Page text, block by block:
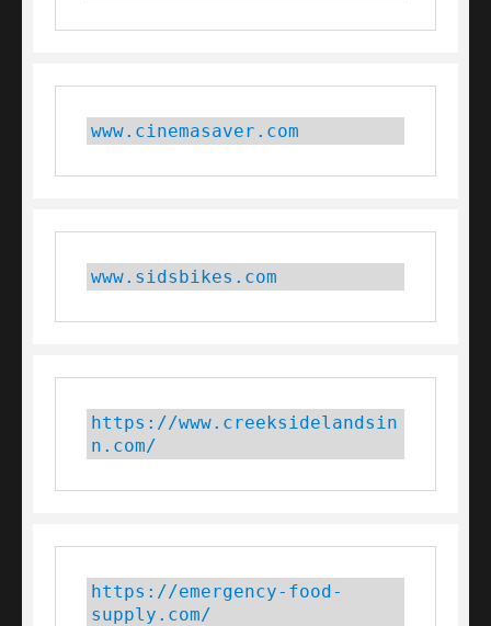
www.cinemasaver.com
www.sidsbikes.com
https://www.creeksidelandsin
n.com/
https://emergency-food-
supply.com/